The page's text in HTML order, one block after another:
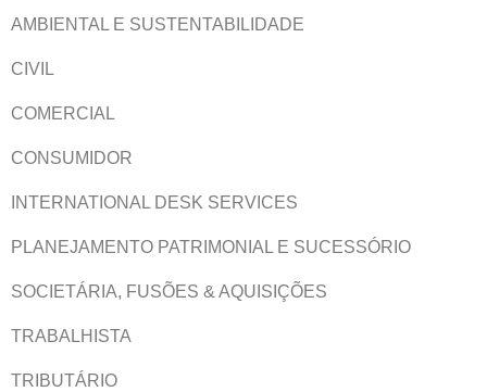
AMBIENTAL E SUSTENTABILIDADE
CIVIL
COMERCIAL
CONSUMIDOR
INTERNATIONAL DESK SERVICES
PLANEJAMENTO PATRIMONIAL E SUCESSÓRIO
SOCIETÁRIA, FUSÕES & AQUISIÇÕES
TRABALHISTA
TRIBUTÁRIO